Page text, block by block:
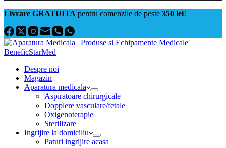
Livrare GRATUITA pentru comenzile de peste 350 lei!
Despre noi
Magazin
Aparatura medicala
Aspiratoare chirurgicale
Dopplere vasculare/fetale
Oxigenoterapie
Sterilizare
Ingrijire la domiciliu
Paturi ingrijire acasa